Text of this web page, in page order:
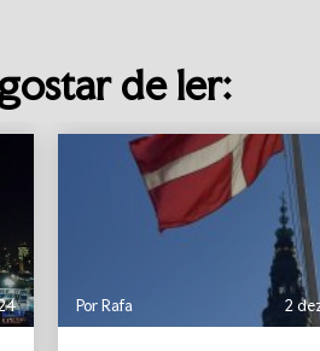
de ler:
Por Rafa 2